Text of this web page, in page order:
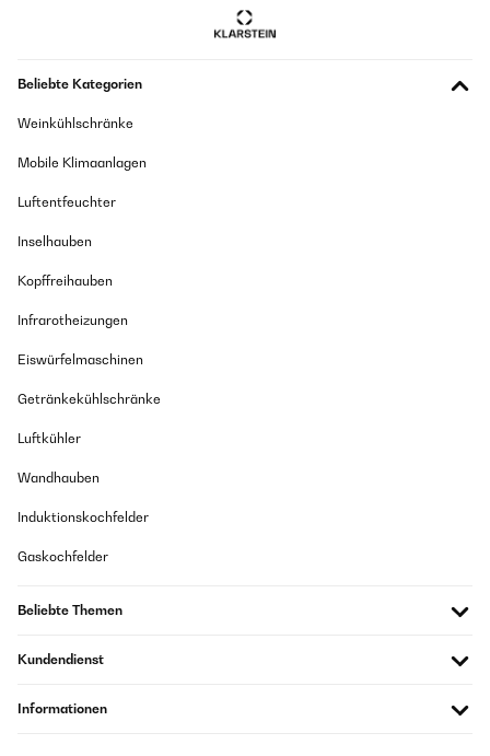
Beliebte Kategorien
Weinkühlschränke
Mobile Klimaanlagen
Luftentfeuchter
Inselhauben
Kopffreihauben
Infrarotheizungen
Eiswürfelmaschinen
Getränkekühlschränke
Luftkühler
Wandhauben
Induktionskochfelder
Gaskochfelder
Beliebte Themen
Kundendienst
Informationen